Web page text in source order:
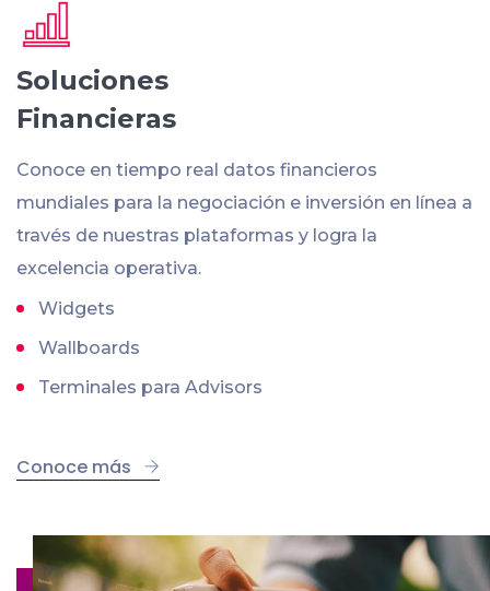
Soluciones
Financieras
Conoce en tiempo real datos financieros
mundiales para la negociación e inversión en línea a
través de nuestras plataformas y logra la
excelencia operativa.
Widgets
Wallboards
Terminales para Advisors
Conoce más